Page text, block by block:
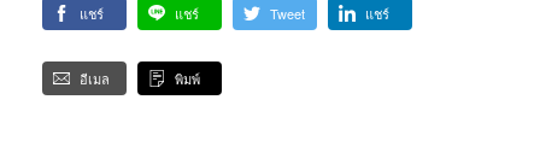
แชร์ แชร์ Tweet แชร์
อีเมล พิมพ์